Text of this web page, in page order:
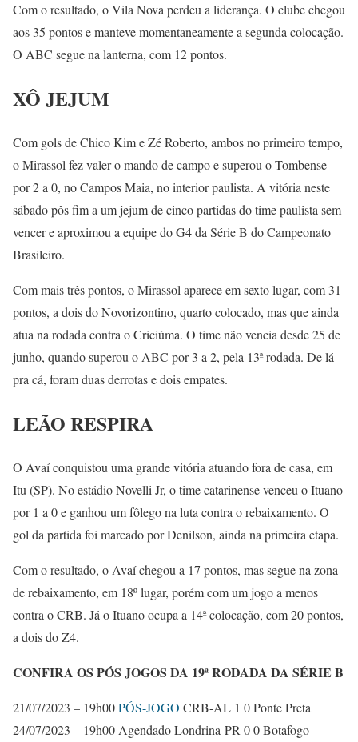
Com o resultado, o Vila Nova perdeu a liderança. O clube chegou
aos 35 pontos e manteve momentaneamente a segunda colocação.
O ABC segue na lanterna, com 12 pontos.
XÔ JEJUM
Com gols de Chico Kim e Zé Roberto, ambos no primeiro tempo,
o Mirassol fez valer o mando de campo e superou o Tombense
por 2 a 0, no Campos Maia, no interior paulista. A vitória neste
sábado pôs fim a um jejum de cinco partidas do time paulista sem
vencer e aproximou a equipe do G4 da Série B do Campeonato
Brasileiro.
Com mais três pontos, o Mirassol aparece em sexto lugar, com 31
pontos, a dois do Novorizontino, quarto colocado, mas que ainda
atua na rodada contra o Criciúma. O time não vencia desde 25 de
junho, quando superou o ABC por 3 a 2, pela 13ª rodada. De lá
pra cá, foram duas derrotas e dois empates.
LEÃO RESPIRA
O Avaí conquistou uma grande vitória atuando fora de casa, em
Itu (SP). No estádio Novelli Jr, o time catarinense venceu o Ituano
por 1 a 0 e ganhou um fôlego na luta contra o rebaixamento. O
gol da partida foi marcado por Denilson, ainda na primeira etapa.
Com o resultado, o Avaí chegou a 17 pontos, mas segue na zona
de rebaixamento, em 18º lugar, porém com um jogo a menos
contra o CRB. Já o Ituano ocupa a 14ª colocação, com 20 pontos,
a dois do Z4.
CONFIRA OS PÓS JOGOS DA 19ª RODADA DA SÉRIE B
21/07/2023 – 19h00PÓS-JOGO CRB-AL 1 0 Ponte Preta
24/07/2023 – 19h00 Agendado Londrina-PR 00 Botafogo